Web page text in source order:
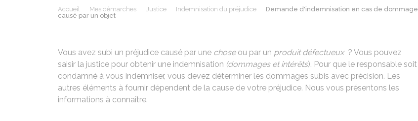
Accueil Mes démarches Justice Indemnisation du préjudice
Demande d'indemnisation en cas de dommage
causé par un objet
Vous avez subi un préjudice causé par une choseou par un produit défectueux? Vous pouvez
saisir la justice pour obtenir une indemnisation (dommages et intérêts). Pour que le responsable soit
condamné à vous indemniser, vous devez déterminer les dommages subis avec précision. Les
autres éléments à fournir dépendent de la cause de votre préjudice. Nous vous présentons les
informations à connaître.